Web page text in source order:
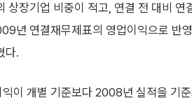
상장기업 비중이 적고, 연결 전 대비 연
년 연결재무제표의 영업이익으로 반
다.
이 개별 기준보다 2008년 실적을 기